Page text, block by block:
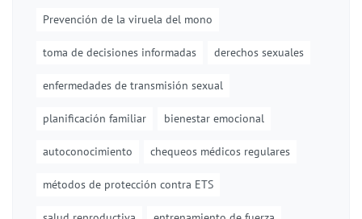
Prevención de la viruela del mono
toma de decisiones informadas derechos sexuales
enfermedades de transmisión sexual
planificación familiar bienestar emocional
autoconocimiento chequeos médicos regulares
métodos de protección contra ETS